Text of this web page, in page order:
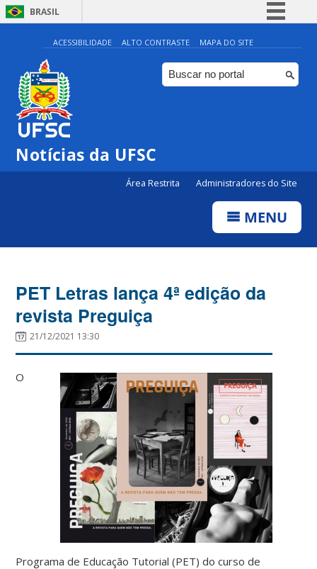
BRASIL
Simplifique!
Comunica BR
Participe
ACESSIBILIDADE ALTO CONTRASTE MAPA DO SITE
Notícias da UFSC
Área Restrita Administradores do Site
MENU
PET Letras lança 4ª edição da
revista Preguiça
21/12/2021 13:30
O
Programa de Educação Tutorial (PET) do curso de